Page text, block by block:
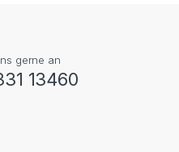
gerne an
13460